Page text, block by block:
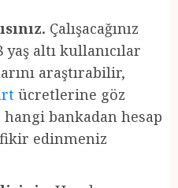
Çalışacağınız
altı kullanıcılar
araştırabilir,
ücretlerine göz
bankadan hesap
fikir edinmeniz